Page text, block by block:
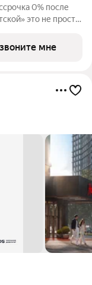
0% после
просто
центремне